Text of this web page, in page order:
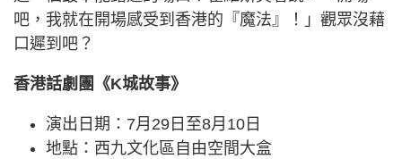
吧，我就在開場感受到香港的『魔法』！」觀眾沒藉
口遲到吧？
香港話劇團《K城故事》
演出日期：7月29日至8月10日
地點：西九文化區自由空間大盒